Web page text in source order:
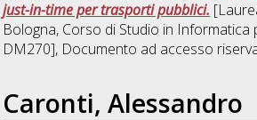
just-in-time per trasporti pubblici.
Bologna, Corso di Studio in Informatica
DM270], Documento ad accesso
Caronti, Alessandro